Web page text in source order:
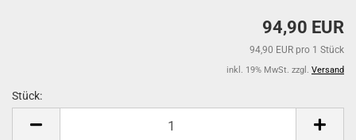
94,90 EUR
94,90 EUR pro 1 Stück
inkl. 19% MwSt. zzgl. Versand
Stück: